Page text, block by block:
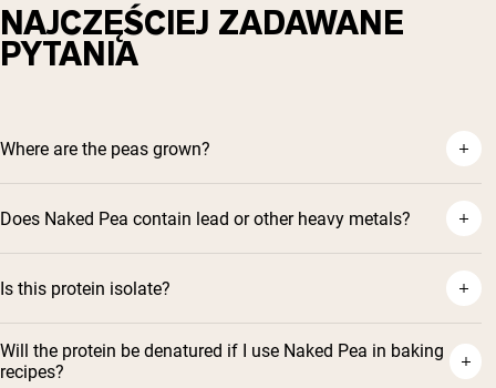
NAJCZĘŚCIEJ ZADAWANE
PYTANIA
Where are the peas grown?
Does Naked Pea contain lead or other heavy metals?
Is this protein isolate?
Will the protein be denatured if I use Naked Pea in baking
recipes?